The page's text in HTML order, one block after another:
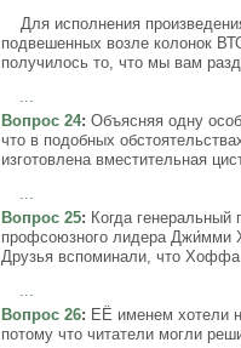
Для исполнения
подвешенных возле колонок
получилось то, что мы вам
...
Вопрос 24: Объясняя одну
что в подобных
изготовлена вместительная
...
Вопрос 25: Когда
профсоюзного лидера Джи́мми
Друзья вспоминали, что
Вопрос 26: ЕЁ именем хотели
потому что читатели могли